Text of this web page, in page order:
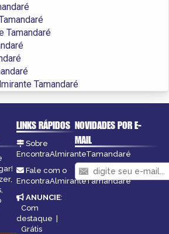
Tamandaré
Tamandaré
LINKS RÁPIDOS
Sobre
EncontraAlmiranteTamandaré
Fale com o
EncontraAlmiranteTamandaré
ANUNCIE:
Com
destaque |
Grátis
NOVIDADES POR E-
MAIL